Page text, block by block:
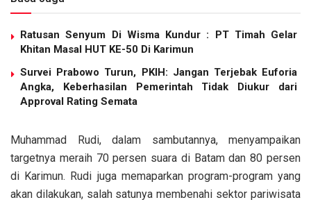
Ratusan Senyum Di Wisma Kundur : PT Timah Gelar
Khitan Masal HUT KE-50 Di Karimun
Survei Prabowo Turun, PKIH: Jangan Terjebak Euforia
Angka, Keberhasilan Pemerintah Tidak Diukur dari
Approval Rating Semata
Muhammad Rudi, dalam sambutannya, menyampaikan
targetnya meraih 70 persen suara di Batam dan 80 persen
di Karimun. Rudi juga memaparkan program-program yang
akan dilakukan, salah satunya membenahi sektor pariwisata